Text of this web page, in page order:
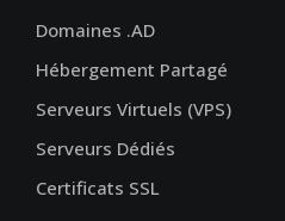
Domaines .AD
Hébergement Partagé
Serveurs Virtuels (VPS)
Serveurs Dédiés
Certificats SSL